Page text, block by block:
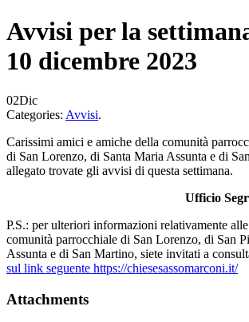
Avvisi per la
10 dicembre 2023
02Dic
Categories: Avvisi.
Carissimi amici e amiche della comunità
di San Lorenzo, di Santa Maria Assunta e di
allegato trovate gli avvisi di questa settimana.
Ufficio
P.S.: per ulteriori informazioni relativamente
comunità parrocchiale di San Lorenzo, di San
Assunta e di San Martino, siete invitati a
sul link seguente https://chiesesassomarconi.it/
Attachments